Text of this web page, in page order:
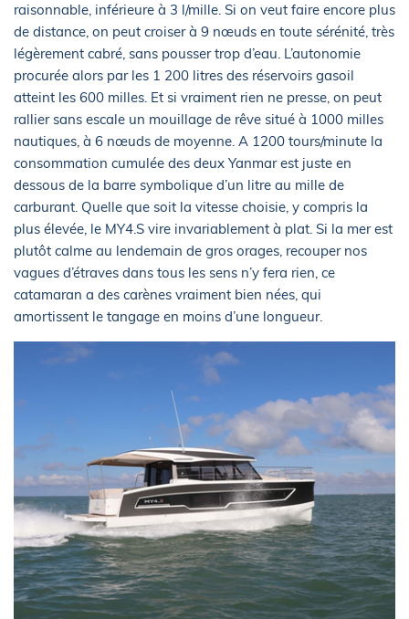
raisonnable, inférieure à 3 l/mille. Si on veut faire encore plus
de distance, on peut croiser à 9 nœuds en toute sérénité, très
légèrement cabré, sans pousser trop d’eau. L’autonomie
procurée alors par les 1 200 litres des réservoirs gasoil
atteint les 600 milles. Et si vraiment rien ne presse, on peut
rallier sans escale un mouillage de rêve situé à 1000 milles
nautiques, à 6 nœuds de moyenne. A 1200 tours/minute la
consommation cumulée des deux Yanmar est juste en
dessous de la barre symbolique d’un litre au mille de
carburant. Quelle que soit la vitesse choisie, y compris la
plus élevée, le MY4.S vire invariablement à plat. Si la mer est
plutôt calme au lendemain de gros orages, recouper nos
vagues d’étraves dans tous les sens n’y fera rien, ce
catamaran a des carènes vraiment bien nées, qui
amortissent le tangage en moins d’une longueur.